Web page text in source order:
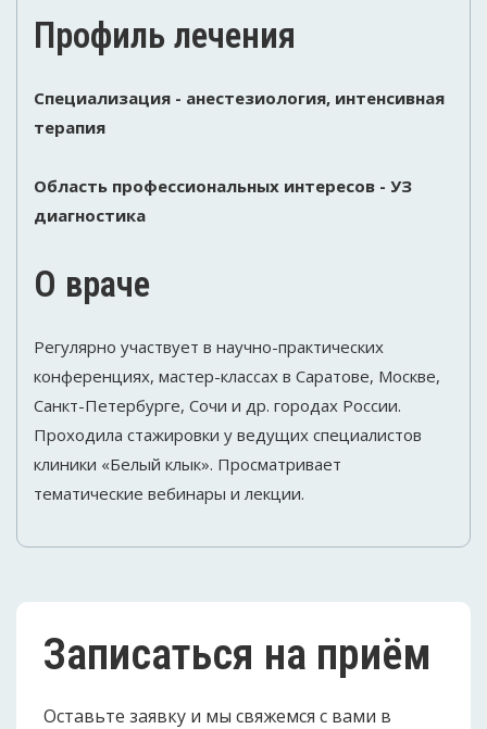
Профиль лечения
Специализация - анестезиология, интенсивная
терапия
Область профессиональных интересов - УЗ
диагностика
О враче
Регулярно участвует в научно-практических
конференциях, мастер-классах в Саратове, Москве,
Санкт-Петербурге, Сочи и др. городах России.
Проходила стажировки у ведущих специалистов
клиники «Белый клык». Просматривает
тематические вебинары и лекции.
Записаться на приём
Оставьте заявку и мы свяжемся с вами в